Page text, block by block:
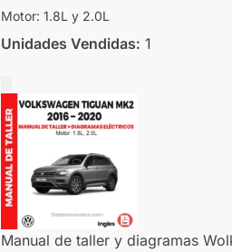
Motor: 1.8L y 2.0L
Unidades Vendidas: 1
Manual de taller y diagramas